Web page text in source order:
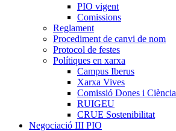
PIO vigent
Comissions
Reglament
Procediment de canvi de nom
Protocol de festes
Polítiques en xarxa
Campus Iberus
Xarxa Vives
Comissió Dones i Ciència
RUIGEU
CRUE Sostenibilitat
Negociació III PIO